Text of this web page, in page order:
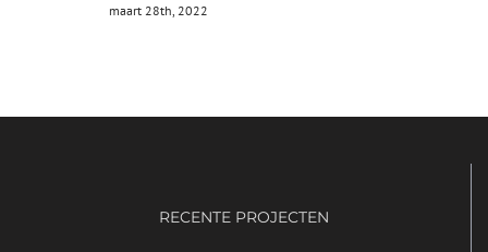
maart 28th, 2022
RECENTE PROJECTEN